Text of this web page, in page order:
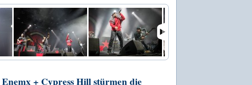
+ Cypress Hill stürmen die